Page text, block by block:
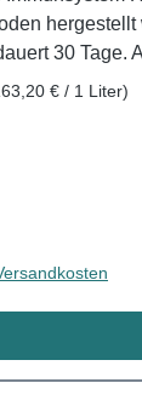
30
Glas
€ / 1 Liter)